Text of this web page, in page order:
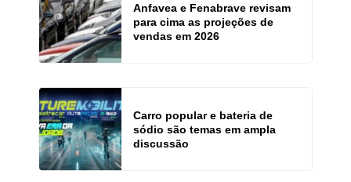
Anfavea e Fenabrave revisam
para cima as projeções de
vendas em 2026
Carro popular e bateria de
sódio são temas em ampla
discussão